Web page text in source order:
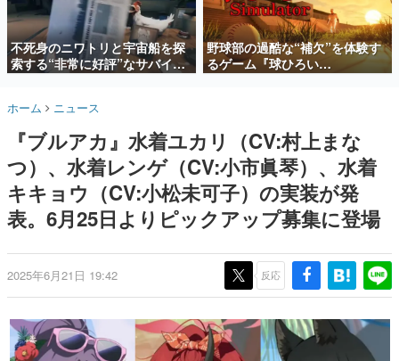
殿堂入り記事
SNS拡散数が数千以上！ ページビュー数万以上！ などな
ど。多くの人々に読まれた、電ファミ渾身の“殿堂入り”記
事をまとめました。
名作ゲームクリエイターの方々に製作時のエピソードをお
きます。
赫本
この物語を解いてはいけない。『赫本』は、〈試験問題〉
の形をした短編ホラー小説集です。
これからのデジタルゲーム市場を担う若きクリエイター達
の姿を追い、彼らのルーツと情熱を探っていきます。
ゲームに多大な影響を受けた作家さんに取材し、ゲームが
日本のコンテンツ産業やカルチャーに与えた影響を探る企
画です。
不死身のニワトリと宇宙船を探
索する“非常に好評”なサバイバ
ルゲーム『Breathedge』が無
月10日まで
野球部の過酷な“補欠”を体験す
るゲーム『球ひろい
Simulator』が「1件」のウィッ
プロ野球選手から称賛の声
ホーム ニュース
『ブルアカ』水着ユカリ（CV:村上まな
つ）、水着レンゲ（CV:小市眞琴）、水着
キキョウ（CV:小松未可子）の実装が発
表。6月25日よりピックアップ募集に登場
2025年6月21日 19:42 反応